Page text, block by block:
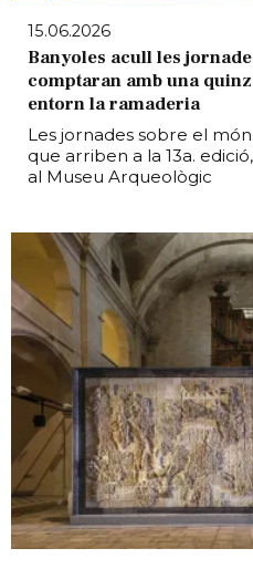
15.06.2026
Banyoles acull les
comptaran amb una
entorn la ramaderia
Les jornades sobre el
que arriben a la 13a.
al Museu Arqueològic